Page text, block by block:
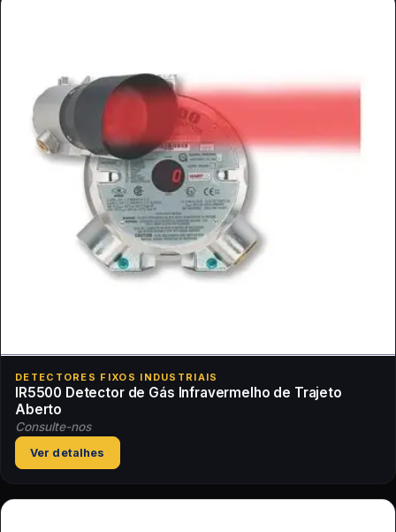
DETECTORES FIXOS INDUSTRIAIS
IR5500 Detector de Gás Infravermelho de Trajeto
Aberto
Consulte-nos
Ver detalhes